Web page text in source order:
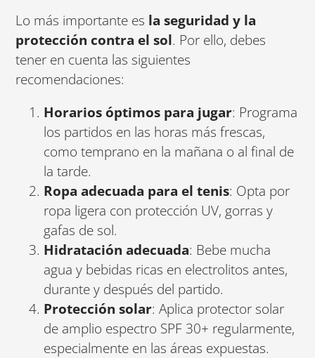
Lo más importante es la seguridad y la
protección contra el sol. Por ello, debes
tener en cuenta las siguientes
recomendaciones:
Horarios óptimos para jugar: Programa
los partidos en las horas más frescas,
como temprano en la mañana o al final de
la tarde.
Ropa adecuada para el tenis: Opta por
ropa ligera con protección UV, gorras y
gafas de sol.
Hidratación adecuada: Bebe mucha
agua y bebidas ricas en electrolitos antes,
durante y después del partido.
Protección solar: Aplica protector solar
de amplio espectro SPF 30+ regularmente,
especialmente en las áreas expuestas.